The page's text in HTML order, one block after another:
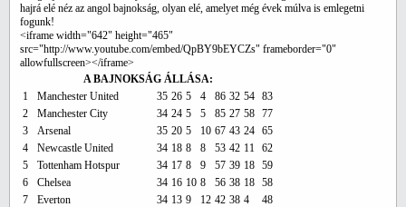
hajrá elé néz az angol bajnokság, olyan elé, amelyet még évek múlva is emlegetni
fogunk!
<iframe width="642" height="465"
src="http://www.youtube.com/embed/QpBY9bEYCZs" frameborder="0"
allowfullscreen></iframe>
A BAJNOKSÁG ÁLLÁSA:
1
Manchester United 35 26 5 4 86 32 54 83
2
Manchester City 34 24 5 5 85 27 58 77
3
Arsenal 35 20 5 10 67 43 24 65
4
Newcastle United 34 18 8 8 53 42 11 62
5
Tottenham Hotspur 34 17 8 9 57 39 18 59
6
Chelsea 34 16 10 8 56 38 18 58
7
Everton 34 13 9 12 42 38 4
48